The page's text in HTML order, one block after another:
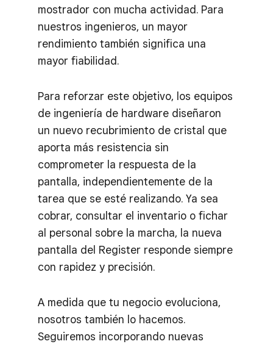
mostrador con mucha actividad. Para
nuestros ingenieros, un mayor
rendimiento también significa una
mayor fiabilidad.
Para reforzar este objetivo, los equipos
de ingeniería de hardware diseñaron
un nuevo recubrimiento de cristal que
aporta más resistencia sin
comprometer la respuesta de la
pantalla, independientemente de la
tarea que se esté realizando. Ya sea
cobrar, consultar el inventario o fichar
al personal sobre la marcha, la nueva
pantalla del Register responde siempre
con rapidez y precisión.
A medida que tu negocio evoluciona,
nosotros también lo hacemos.
Seguiremos incorporando nuevas